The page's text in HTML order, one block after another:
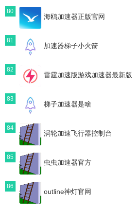
80
海鸥加速器正版官网
81
加速器梯子小火箭
82
雷霆加速版游戏加速器最新版
83
梯子加速器是啥
84
涡轮加速飞行器控制台
85
虫虫加速器官方
86
outline神灯官网